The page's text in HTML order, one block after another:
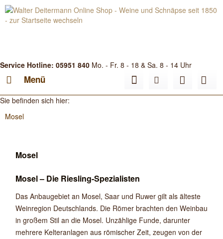
Service Hotline: 05951 840 Mo. - Fr. 8 - 18 & Sa. 8 - 14 Uhr
Menü
Sie befinden sich hier:
Mosel
Mosel
Mosel – Die Riesling-Spezialisten
Das Anbaugebiet an Mosel, Saar und Ruwer gilt als älteste
Weinregion Deutschlands. Die Römer brachten den Weinbau
in großem Stil an die Mosel. Unzählige Funde, darunter
mehrere Kelteranlagen aus römischer Zeit, zeugen von der